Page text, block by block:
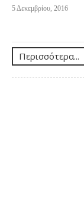
5 Δεκεμβρίου, 2016
Περισσότερα...